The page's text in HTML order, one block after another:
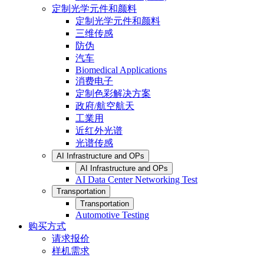
定制光学元件和颜料
定制光学元件和颜料
三维传感
防伪
汽车
Biomedical Applications
消费电子
定制色彩解决方案
政府/航空航天
工業用
近红外光谱
光谱传感
AI Infrastructure and OPs
AI Infrastructure and OPs
AI Data Center Networking Test
Transportation
Transportation
Automotive Testing
购买方式
请求报价
样机需求